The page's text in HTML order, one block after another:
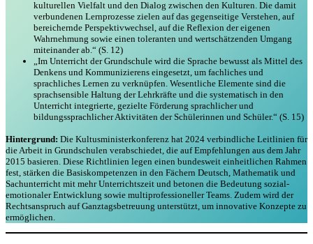
kulturellen Vielfalt und den Dialog zwischen den Kulturen. Die damit
verbundenen Lernprozesse zielen auf das gegenseitige Verstehen, auf
bereichernde Perspektivwechsel, auf die Reflexion der eigenen
Wahrnehmung sowie einen toleranten und wertschätzenden Umgang
miteinander ab.“ (S. 12)
„Im Unterricht der Grundschule wird die Sprache bewusst als Mittel des
Denkens und Kommunizierens eingesetzt, um fachliches und
sprachliches Lernen zu verknüpfen. Wesentliche Elemente sind die
sprachsensible Haltung der Lehrkräfte und die systematisch in den
Unterricht integrierte, gezielte Förderung sprachlicher und
bildungssprachlicher Aktivitäten der Schülerinnen und Schüler.“ (S. 15)
Hintergrund: Die Kultusministerkonferenz hat 2024 verbindliche Leitlinien für
die Arbeit in Grundschulen verabschiedet, die auf Empfehlungen aus dem Jahr
2015 basieren. Diese Richtlinien legen einen bundesweit einheitlichen Rahmen
fest, stärken die Basiskompetenzen in den Fächern Deutsch, Mathematik und
Sachunterricht mit mehr Unterrichtszeit und betonen die Bedeutung sozial-
emotionaler Entwicklung sowie multiprofessioneller Teams. Zudem wird der
Rechtsanspruch auf Ganztagsbetreuung unterstützt, um innovative Konzepte zu
ermöglichen.